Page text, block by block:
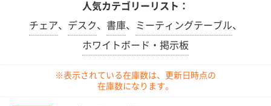
人気カテゴリーリスト：
チェア、 デスク、 書庫、 ミーティングテーブル、
ホワイトボード・掲示板
※表示されている在庫数は、更新日時点の
在庫数になります。